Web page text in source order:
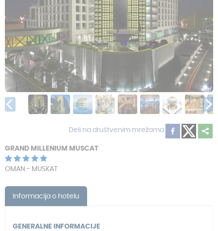
Deli na društvenim mrežama
GRAND MILLENIUM MUSCAT
OMAN - MUSKAT
Informacija o hotelu
GENERALNE INFORMACIJE